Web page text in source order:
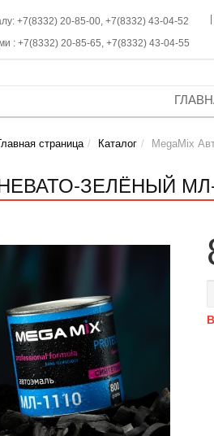
+7(8332) 20-85-00, +7(8332) 43-04-52
: +7(8332) 20-85-65, +7(8332) 43-04-55
страница Каталог MegaMix
ЗЕЛЁНЫЙ МЛ-